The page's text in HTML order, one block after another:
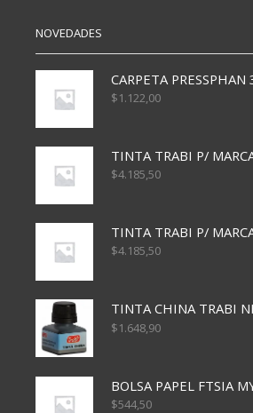
NOVEDADES
$1.122,00
$4.185,50
$4.185,50
$1.648,90
$544,50